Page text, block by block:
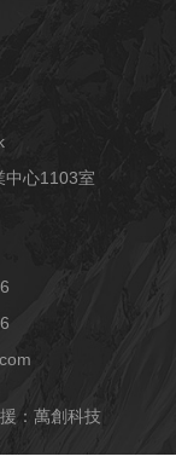
中心1103室
：萬創科技